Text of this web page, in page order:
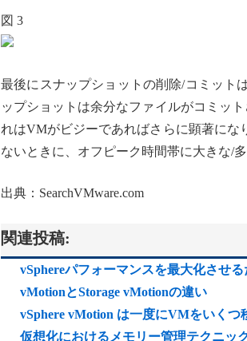
図 3
最後にスナップショットの削除/コミット
ップショットは余分なファイルがコミッ
れはVMがビジーであればさらに顕著にな
ないときに、オフピーク時間帯に大きな/
出典：SearchVMware.com
関連投稿:
vSphereパフォーマンスを最大化させ
vMotionとStorage vMotionの違い
vSphere vMotion は一度にVMをいく
仮想化におけるメモリー管理テクニッ